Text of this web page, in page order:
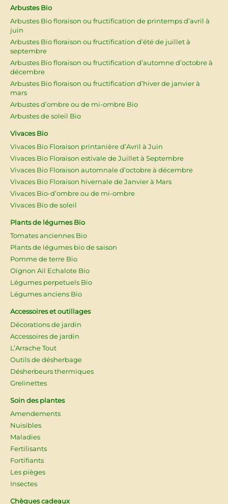
Arbustes Bio
Arbustes Bio floraison ou fructification de printemps d’avril à
juin
Arbustes Bio floraison ou fructification d’été de juillet à
septembre
Arbustes Bio floraison ou fructification d’automne d’octobre à
décembre
Arbustes Bio floraison ou fructification d’hiver de janvier à
mars
Arbustes d’ombre ou de mi-ombre Bio
Arbustes de soleil Bio
Vivaces Bio
Vivaces Bio Floraison printanière d’Avril à Juin
Vivaces Bio Floraison estivale de Juillet à Septembre
Vivaces Bio Floraison automnale d’octobre à décembre
Vivaces Bio Floraison hivernale de Janvier à Mars
Vivaces Bio-d’ombre ou de mi-ombre
Vivaces Bio de soleil
Plants de légumes Bio
Tomates anciennes Bio
Plants de légumes bio de saison
Pomme de terre Bio
Oignon Ail Echalote Bio
Légumes perpetuels Bio
Légumes anciens Bio
Accessoires et outillages
Décorations de jardin
Accessoires de jardin
L’Arrache Tout
Outils de désherbage
Désherbeurs thermiques
Grelinettes
Soin des plantes
Amendements
Nuisibles
Maladies
Fertilisants
Fortifiants
Les pièges
Insectes
Chèques cadeaux